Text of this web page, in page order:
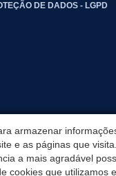
DE DADOS - LGPD
armazenar
e as páginas que
a mais agradável
cookies que utilizamos